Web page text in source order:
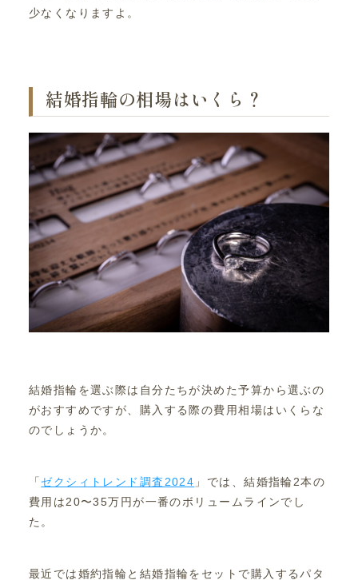
少なくなりますよ。
結婚指輪の相場はいくら？
結婚指輪を選ぶ際は自分たちが決めた予算から選ぶの
がおすすめですが、購入する際の費用相場はいくらな
のでしょうか。
「 ゼクシィトレンド調査2024 」では、結婚指輪2本の
費用は20〜35万円が一番のボリュームラインでし
た。
最近では婚約指輪と結婚指輪をセットで購入するパタ